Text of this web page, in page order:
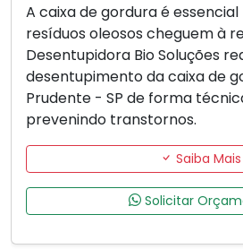
A caixa de gordura é
resíduos oleosos cheguem à
Desentupidora Bio Soluções
desentupimento da caixa de
Prudente - SP de forma
prevenindo transtornos.
Saiba Mais
Solicitar